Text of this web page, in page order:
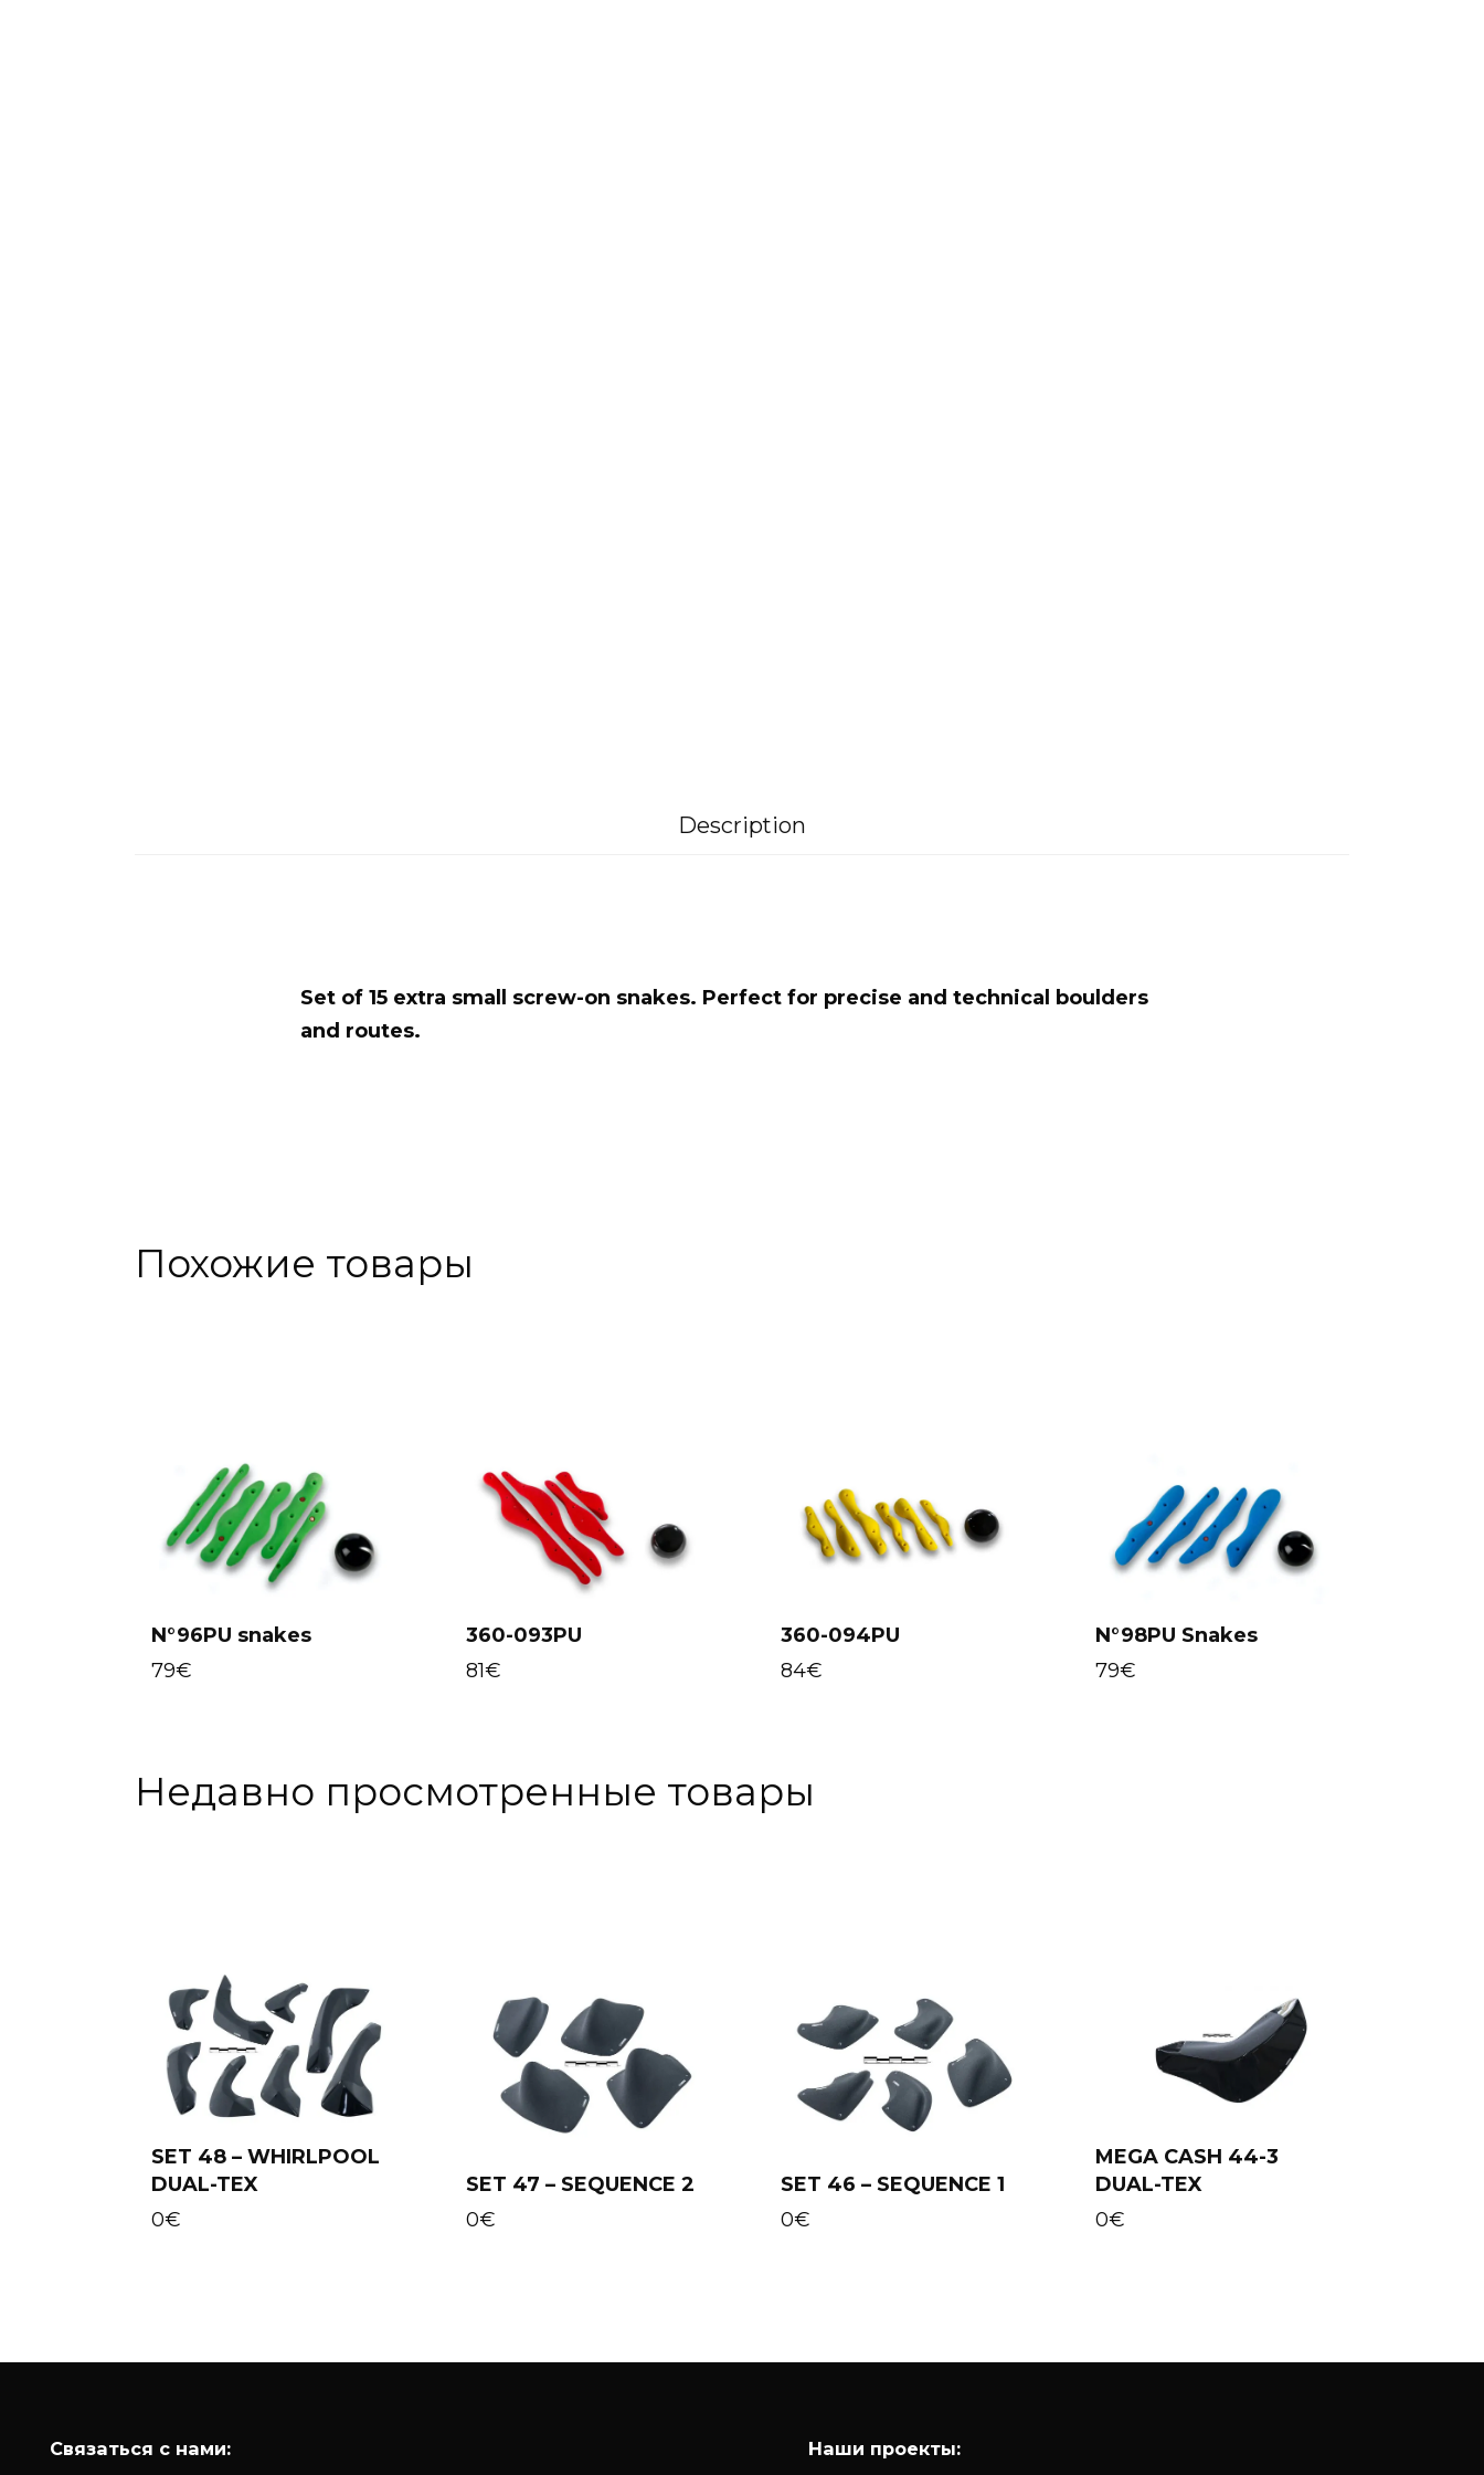
Description
Set of 15 extra small screw-on snakes. Perfect for precise and technical boulders
and routes.
Похожие товары
N°96PU snakes
79€
360-093PU
81€
360-094PU
84€
N°98PU Snakes
79€
Недавно просмотренные товары
Add to cart
SET 48 – WHIRLPOOL
DUAL-TEX
0€
SET 47 – SEQUENCE 2
0€
SET 46 – SEQUENCE 1
0€
Add to cart
MEGA CASH 44-3
DUAL-TEX
0€
Связаться с нами: Наши проекты: